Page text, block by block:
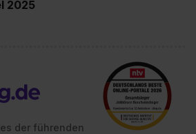
2025
der führenden